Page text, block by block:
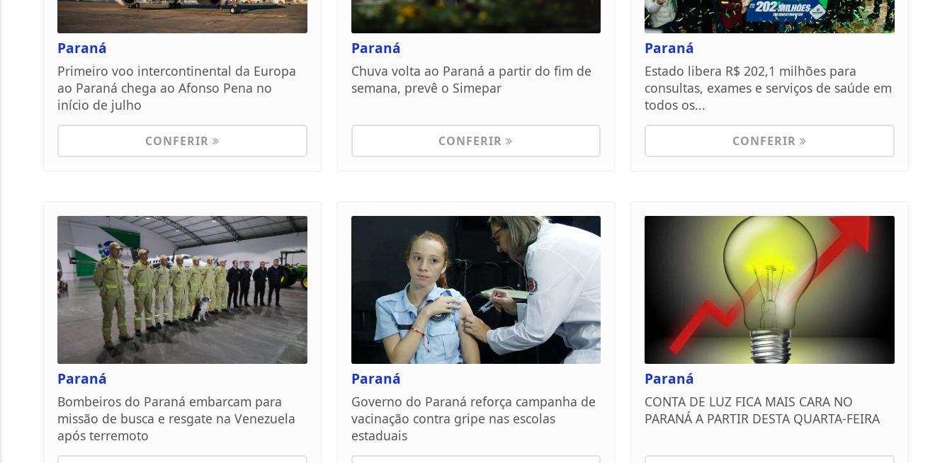
Paraná
Primeiro voo intercontinental da Europa
ao Paraná chega ao Afonso Pena no
início de julho
CONFERIR
Paraná
Chuva volta ao Paraná a partir do fim de
semana, prevê o Simepar
CONFERIR
Paraná
Estado libera R$ 202,1 milhões para
consultas, exames e serviços de saúde em
todos os...
CONFERIR
Paraná
Bombeiros do Paraná embarcam para
missão de busca e resgate na Venezuela
após terremoto
Paraná
Governo do Paraná reforça campanha de
vacinação contra gripe nas escolas
estaduais
Paraná
CONTA DE LUZ FICA MAIS CARA NO
PARANÁ A PARTIR DESTA QUARTA-FEIRA